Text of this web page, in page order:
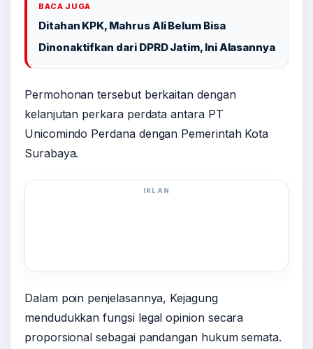
BACA JUGA
Ditahan KPK, Mahrus Ali Belum Bisa
Dinonaktifkan dari DPRD Jatim, Ini Alasannya
Permohonan tersebut berkaitan dengan
kelanjutan perkara perdata antara PT
Unicomindo Perdana dengan Pemerintah Kota
Surabaya.
IKLAN
Dalam poin penjelasannya, Kejagung
mendudukkan fungsi legal opinion secara
proporsional sebagai pandangan hukum semata.